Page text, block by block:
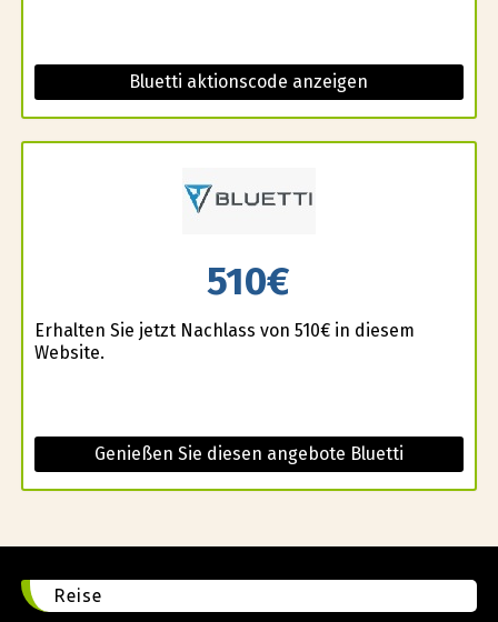
Bluetti aktionscode anzeigen
510€
Erhalten Sie jetzt Nachlass von 510€ in diesem
Website.
Genießen Sie diesen angebote Bluetti
Reise